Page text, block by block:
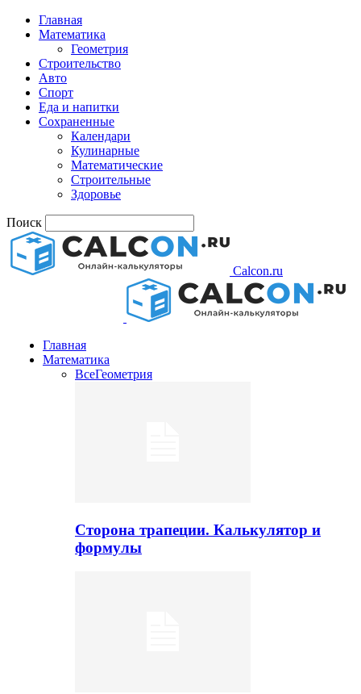
Главная
Математика
Геометрия
Строительство
Авто
Спорт
Еда и напитки
Сохраненные
Календари
Кулинарные
Математические
Строительные
Здоровье
Поиск
Calcon.ru
Главная
Математика
ВсеГеометрия
Сторона трапеции. Калькулятор и
формулы